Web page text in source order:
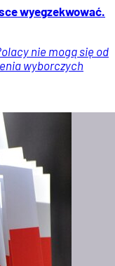
wyegzekwować.
nie mogą się od
wyborczych